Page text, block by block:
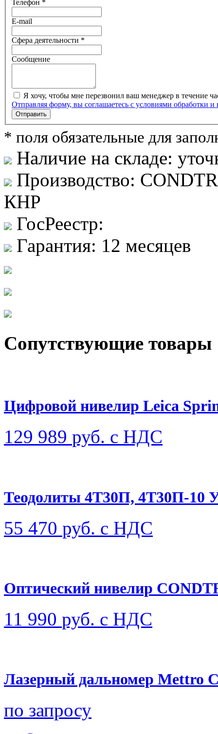
Телефон *
E-mail
Сфера деятельности *
Сообщение
Я хочу, чтобы мне перезвонил ваш менеджер в течение
Отправляя форму, вы соглашаетесь с условиями обработки
Отправить
* поля обязательные для
Наличие на складе:
Производство:
КНР
ГосРеестр:
Гарантия: 12 месяцев
Сопутствующие товары
Цифровой нивелир Leica
129 989 руб. с НДС
Теодолиты 4Т30П, 4Т30П-10
55 470 руб. с НДС
Оптический нивелир
11 990 руб. с НДС
Лазерный дальномер Mettro
по запросу